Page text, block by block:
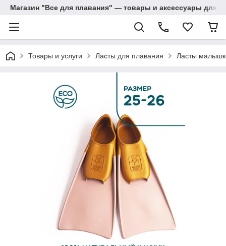
Магазин "Все для плавания" — товары и аксессуары для
Товары и услуги Ласты для плавания Ласты